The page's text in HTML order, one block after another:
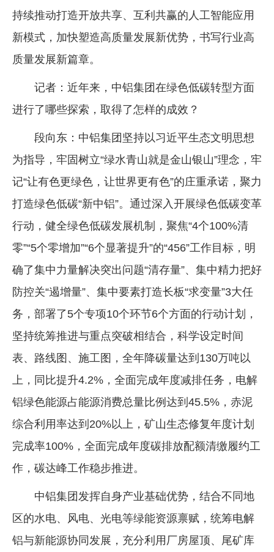
持续推动打造开放共享、互利共赢的人工智能应用
新模式，加快塑造高质量发展新优势，书写行业高
质量发展新篇章。
记者：近年来，中铝集团在绿色低碳转型方面
进行了哪些探索，取得了怎样的成效？
段向东：中铝集团坚持以习近平生态文明思想
为指导，牢固树立“绿水青山就是金山银山”理念，牢
记“让有色更绿色，让世界更有色”的庄重承诺，聚力
打造绿色低碳“新中铝”。通过深入开展绿色低碳变革
行动，健全绿色低碳发展机制，聚焦“4个100%清
零”“5个零增加”“6个显著提升”的“456”工作目标，明
确了集中力量解决突出问题“清存量”、集中精力把好
防控关“遏增量”、集中要素打造长板“求变量”3大任
务，部署了5个专项10个环节6个方面的行动计划，
坚持统筹推进与重点突破相结合，科学设定时间
表、路线图、施工图，全年降碳量达到130万吨以
上，同比提升4.2%，全面完成年度减排任务，电解
铝绿色能源占能源消费总量比例达到45.5%，赤泥
综合利用率达到20%以上，矿山生态修复年度计划
完成率100%，全面完成年度碳排放配额清缴履约工
作，碳达峰工作稳步推进。
中铝集团发挥自身产业基础优势，结合不同地
区的水电、风电、光电等绿能资源禀赋，统筹电解
铝与新能源协同发展，充分利用厂房屋顶、尾矿库